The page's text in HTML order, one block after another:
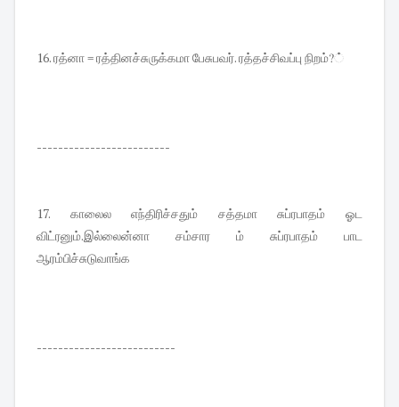
16. ரத்னா = ரத்தினச்சுருக்கமா பேசுபவர். ரத்தச்சிவப்பு நிறம்?்
-------------------------
17. காலைல எந்திரிச்சதும் சத்தமா சுப்ரபாதம் ஓட
விட்ரனும்.இல்லைன்னா சம்சார ம் சுப்ரபாதம் பாட
ஆரம்பிச்சுடுவாங்க
--------------------------